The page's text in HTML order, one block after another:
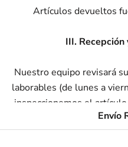
Artículos devueltos
III.
Nuestro equipo revisará
laborables (de lunes a
inspeccionemos el
reembolso se completará
incluye nuestro tiempo de
Envío